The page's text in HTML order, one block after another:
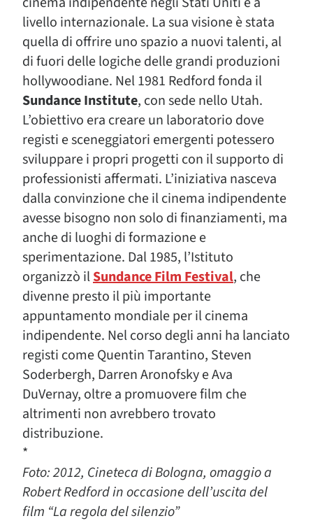
livello internazionale. La sua visione è stata
quella di offrire uno spazio a nuovi talenti, al
di fuori delle logiche delle grandi produzioni
hollywoodiane. Nel 1981 Redford fonda il
Sundance Institute, con sede nello Utah.
L’obiettivo era creare un laboratorio dove
registi e sceneggiatori emergenti potessero
sviluppare i propri progetti con il supporto di
professionisti affermati. L’iniziativa nasceva
dalla convinzione che il cinema indipendente
avesse bisogno non solo di finanziamenti, ma
anche di luoghi di formazione e
sperimentazione. Dal 1985, l’Istituto
organizzò ilSundance Film Festival, che
divenne presto il più importante
appuntamento mondiale per il cinema
indipendente. Nel corso degli anni ha lanciato
registi come Quentin Tarantino, Steven
Soderbergh, Darren Aronofsky e Ava
DuVernay, oltre a promuovere film che
altrimenti non avrebbero trovato
distribuzione.
*
Foto: 2012, Cineteca di Bologna, omaggio a
Robert Redford in occasione dell’uscita del
film “La regola del silenzio”